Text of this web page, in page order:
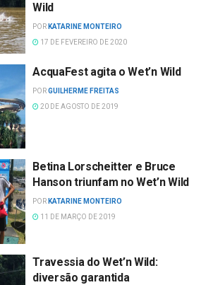
Wild
POR KATARINE MONTEIRO
17 DE FEVEREIRO DE 2020
AcquaFest agita o Wet’n Wild
PORGUILHERME FREITAS
20 DE AGOSTO DE 2019
Betina Lorscheitter e Bruce
Hanson triunfam no Wet’n Wild
POR KATARINE MONTEIRO
11 DE MARÇO DE 2019
Travessia do Wet’n Wild:
diversão garantida